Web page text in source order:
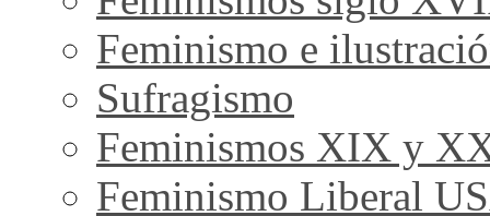
Feminismo e
Sufragismo
Feminismos XIX y
Feminismo Liberal